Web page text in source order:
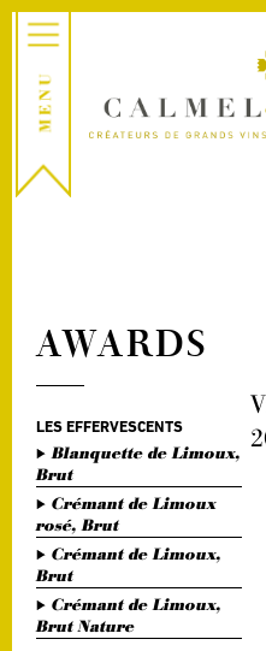
AWARDS
LES EFFERVESCENTS
Blanquette de Limoux,
Brut
Crémant de Limoux
rosé, Brut
Crémant de Limoux,
Brut
Crémant de Limoux,
Brut Nature